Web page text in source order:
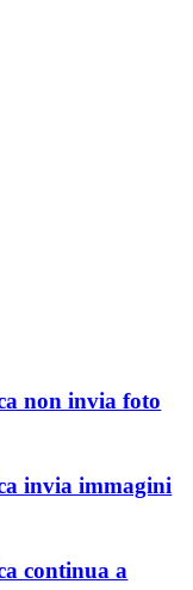
non invia foto
invia immagini
continua a